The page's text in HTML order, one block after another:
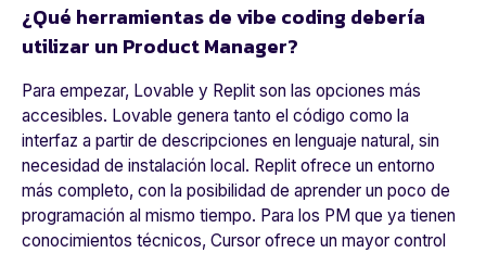
¿Qué herramientas de vibe coding debería
utilizar un Product Manager?
Para empezar, Lovable y Replit son las opciones más
accesibles. Lovable genera tanto el código como la
interfaz a partir de descripciones en lenguaje natural, sin
necesidad de instalación local. Replit ofrece un entorno
más completo, con la posibilidad de aprender un poco de
programación al mismo tiempo. Para los PM que ya tienen
conocimientos técnicos, Cursor ofrece un mayor control